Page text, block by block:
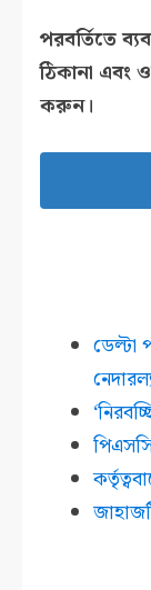
পরবর্তিতে
ঠিকানা এবং
করুন।
ডেল্টা